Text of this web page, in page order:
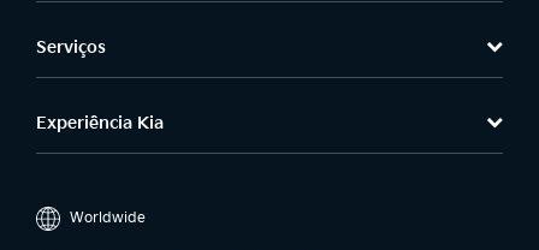
Serviços
Experiência Kia
Worldwide